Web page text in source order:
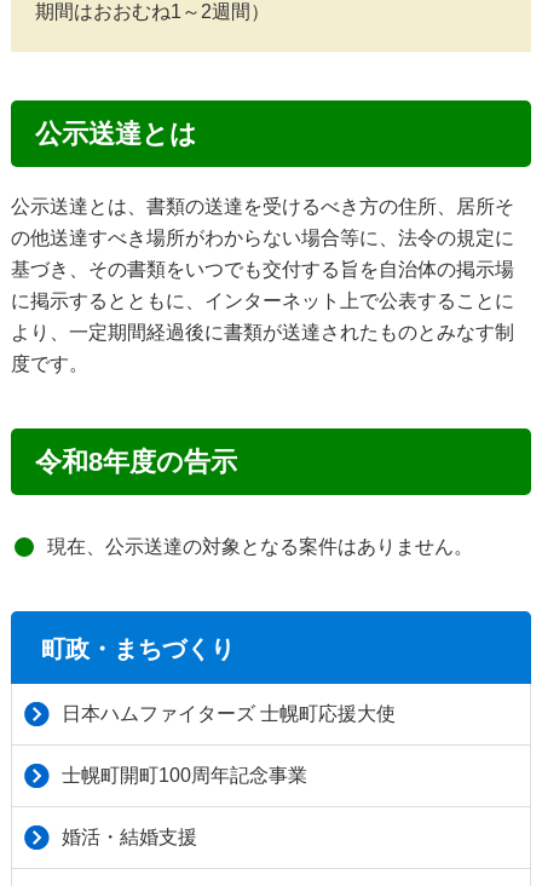
期間はおおむね1～2週間）
公示送達とは
公示送達とは、書類の送達を受けるべき方の住所、居所そ
の他送達すべき場所がわからない場合等に、法令の規定に
基づき、その書類をいつでも交付する旨を自治体の掲示場
に掲示するとともに、インターネット上で公表することに
より、一定期間経過後に書類が送達されたものとみなす制
度です。
令和8年度の告示
現在、公示送達の対象となる案件はありません。
町政・まちづくり
日本ハムファイターズ 士幌町応援大使
士幌町開町100周年記念事業
婚活・結婚支援